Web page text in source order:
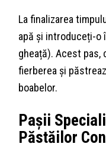
La finalizarea
apă și introduceți-o
gheață). Acest
fierberea și
boabelor.
Pașii
Păstăilor